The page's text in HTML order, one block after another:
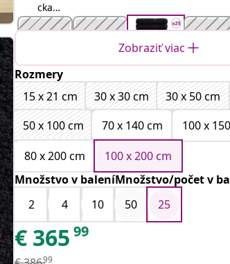
cka
modrá
Oranžová Červená Čierna
Tyrkysov
á
zelená
Jablkovo-
zelená
Ružová
Zobraziť viac
Rozmery
15 x 21 cm
30 x 30 cm
30 x 50 cm
50 x 100 cm
70 x 140 cm
100 x
80 x 200 cm
100 x 200 cm
Množstvo v baleníMnožstvo/počet v
2
4 10 50 25
€ 365 99
99